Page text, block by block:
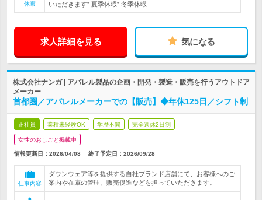
休暇
いただきます* 夏季休暇* 冬季休暇…
求人詳細を見る 気になる
株式会社ナンガ | アパレル製品の企画・開発・製造・販売を行うアウトドア
メーカー
首都圏／アパレルメーカーでの【販売】◆年休125日／シフト制
正社員 業種未経験OK 学歴不問 完全週休2日制
女性のおしごと掲載中
情報更新日：2026/04/08 終了予定日： 2026/09/28
仕事内容
ダウンウェア等を提供する自社ブランド店舗にて、お客様へのご
案内や在庫の管理、販売促進などを担っていただきます。